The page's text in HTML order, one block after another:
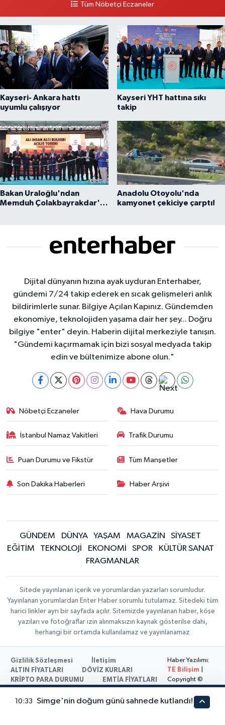
Tüm Nöbetçi Eczaneler
Kayseri- Ankara hattı
uyumlu çalışıyor
Kayseri YHT hattına sıkı
takip
Bakan Uraloğlu'ndan
Memduh Çolakbayrakdar'a
Anadolu Otoyolu'nda
kamyonet çekiciye çarptı!
Dijital dünyanın hızına ayak uyduran Enterhaber,
gündemi 7/24 takip ederek en sıcak gelişmeleri anlık
bildirimlerle sunar. Bilgiye Açılan Kapınız. Gündemden
ekonomiye, teknolojiden yaşama dair her şey... Doğru
bilgiye "enter" deyin. Haberin dijital merkeziyle tanışın.
"Gündemi kaçırmamak için bizi sosyal medyada takip
edin ve bültenimize abone olun."
Nöbetçi Eczaneler Hava Durumu
İstanbul Namaz Vakitleri Trafik Durumu
Puan Durumu ve Fikstür Tüm Manşetler
Son Dakika Haberleri Haber Arşivi
GÜNDEM DÜNYA YAŞAM MAGAZİN
SİYASET
EĞİTİM
TEKNOLOJİ EKONOMİ SPOR
KÜLTÜR SANAT
FRAGMANLAR
Sitede yayınlanan içerik ve yorumlardan yazarları sorumludur.
Yayınlanan yorumlardan Enter Haber sorumlu tutulamaz. Sitedeki tüm
harici linkler ayrı bir sayfada açılır. Sitemizde yayınlanan haber, köşe
yazıları ve fotoğraflar izin alınmaksızın kaynak gösterilse dahi,
herhangi bir ortamda kullanılamaz ve yayınlanamaz
Gizlilik Sözleşmesi
İletişim
ALTIN FİYATLARI
DÖVİZ KURLARI
KRİPTO PARA DURUMU
EMTİA FİYATLARI
Haber Yazılımı:
TE Bilişim
Copyright ©
2026
10:33 Simge'nin doğum günü sahnede kutlandı!